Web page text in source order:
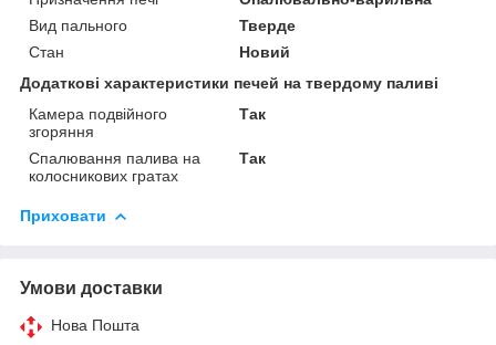
Вид пального
Тверде
Стан
Новий
Додаткові характеристики печей на твердому паливі
Камера подвійного
згоряння
Так
Спалювання палива на
колосникових гратах
Так
Приховати
Умови доставки
Нова Пошта